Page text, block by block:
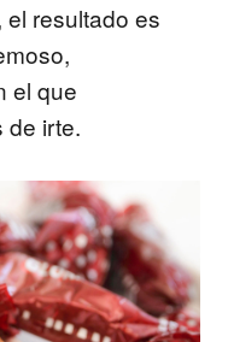
resultado es
el que
de irte.